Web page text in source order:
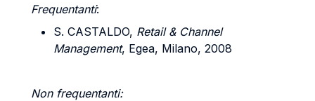
Frequentanti:
S. CASTALDO, Retail & Channel
Management, Egea, Milano, 2008
Non frequentanti: